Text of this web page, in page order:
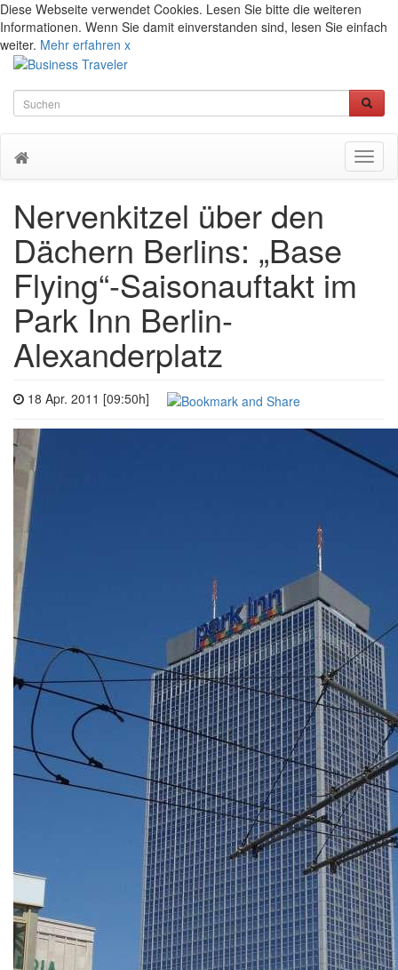
Diese Webseite verwendet Cookies. Lesen Sie bitte die weiteren
Informationen. Wenn Sie damit einverstanden sind, lesen Sie einfach
weiter. Mehr erfahren x
Nervenkitzel über den
Dächern Berlins: „Base
Flying“-Saisonauftakt im
Park Inn Berlin-
Alexanderplatz
18 Apr. 2011 [09:50h]